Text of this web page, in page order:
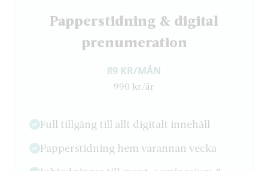
Papperstidning & digital
prenumeration
89 KR/MÅN
990 kr/år
Full tillgång till allt digitalt innehåll
Papperstidning hem varannan vecka